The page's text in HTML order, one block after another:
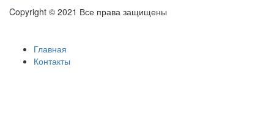
Copyright © 2021 Все права защищены
Главная
Контакты